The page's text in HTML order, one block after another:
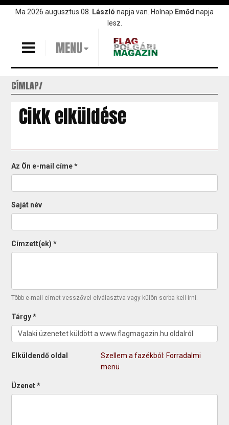
UgrásMa 2026 augusztus 08. László napja van. Holnap Emőd napja
lesz.
MENU
CÍMLAP
Cikk elküldése
Az Ön e-mail címe*
Saját név
Címzett(ek)*
Több e-mail címet vesszővel elválasztva vagy külön sorba kell írni.
Tárgy*
Elküldendő oldal
Szellem a fazékból: Forradalmi
menü
Üzenet*